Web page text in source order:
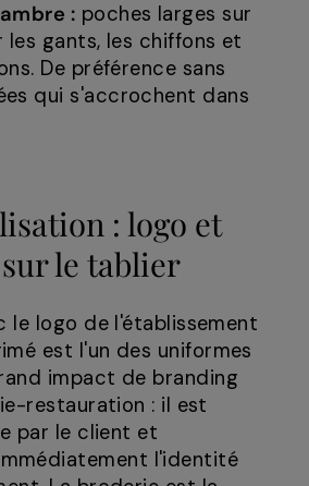
: poches larges sur
les gants, les chiffons et
De préférence sans
qui s'accrochent dans
: logo et
le tablier
le logo de l'établissement
est l'un des uniformes
impact de branding
restauration : il est
par le client et
l'identité